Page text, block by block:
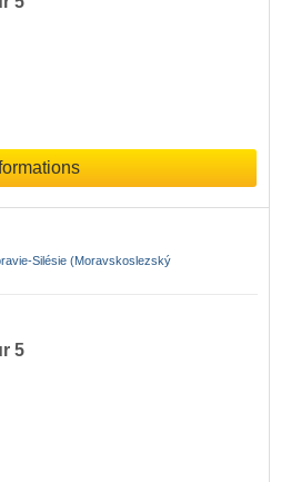
Silésie (Moravskoslezský
5